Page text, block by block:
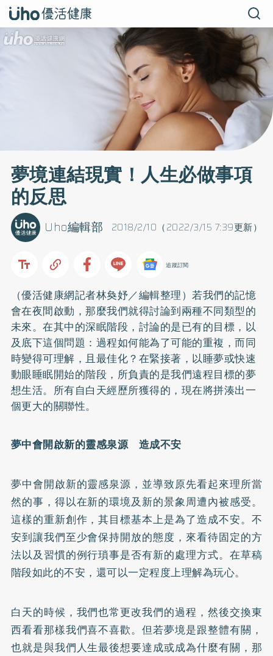
夢境連結現實！人生必做事項
的反思
2018/2/10（2022/3/15 7:39更新）
Uho編輯部
追蹤訂閱
（優活健康網記者林奐妤／編輯整理）若我們的記憶
會在夜間啟動，那麼我們就得討論到兩種不同類型的
未來。在其中的深眠階段，討論的是已有的目標，以
及底下這個問題：過程如何能為了可能的重複，而同
時變得可理解，且最佳化？在緊接著，以睡夢或快速
動眼睡眠開始的階段，所負責的是我們遠程目標的夢
想生活。所有自白天經歷所獲得的，現在將拼湊出一
個更大的關聯性。
夢中會開啟新的靈感泉源 造成不安
夢中會開啟新的靈感泉源，並導致原先看起來理所當
然的事，得以在新的環境及新的景象周遭內被感受。
這樣的重新創作，其目標基本上是為了造成不安。不
安到讓我們至少會保持開放的態度，來看待固定的方
法以及習慣的例行瑣事是否有新的處理方式。在草稿
階段如此的不安，還可以一定程度上理解為玩心。
白天的時候，我們也常更改我們的過程，然後交換東
西看看那樣我們喜不喜歡。但若夢境是跟整體有關，
也就是與我們人生最後想要達成或成為什麼有關，那